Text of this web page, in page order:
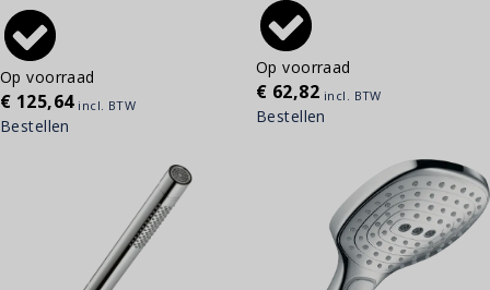
Op voorraad
€ 125,64 incl. BTW
Bestellen
Op voorraad
€ 62,82 incl. BTW
Bestellen